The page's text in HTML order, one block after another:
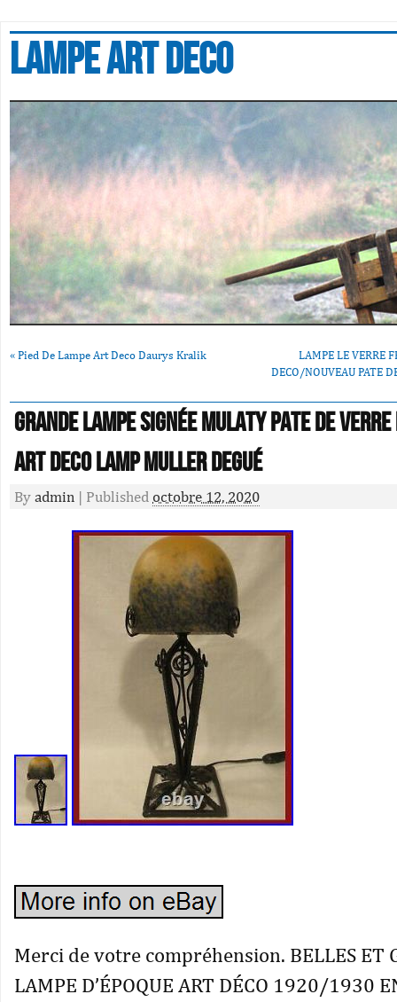
Lampe art deco
« Pied De Lampe Art Deco Daurys Kralik
LAMPE LE VERRE
DECO/NOUVEAU PATE
GRANDE LAMPE SIGNÉE MULATY PATE DE VERRE
ART DECO lamp muller degué
By admin | Published octobre 12, 2020
Merci de votre compréhension. BELLES ET
LAMPE D’ÉPOQUE ART DÉCO 1920/1930